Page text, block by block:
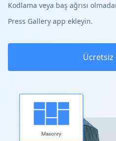
Kodlama veya baş ağrısı
Press Gallery app ekleyin.
Ücretsiz